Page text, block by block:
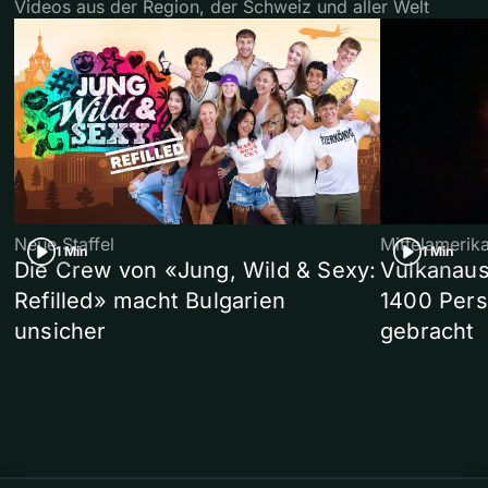
Videos aus der Region, der Schweiz und aller Welt
1 Min
Neue Staffel
Die Crew von «Jung, Wild & Sexy:
Refilled» macht Bulgarien
unsicher
1 Min
1400
gebracht